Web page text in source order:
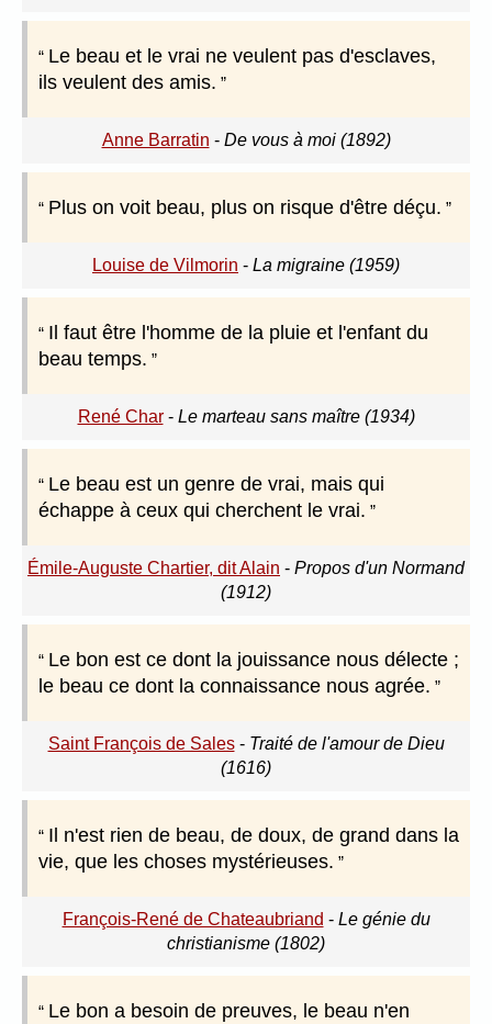
Le beau et le vrai ne veulent pas d'esclaves,
ils veulent des amis.
Anne Barratin - De vous à moi (1892)
Plus on voit beau, plus on risque d'être déçu.
Louise de Vilmorin - La migraine (1959)
Il faut être l'homme de la pluie et l'enfant du
beau temps.
René Char- Le marteau sans maître (1934)
Le beau est un genre de vrai, mais qui
échappe à ceux qui cherchent le vrai.
Émile-Auguste Chartier, dit Alain - Propos d'un Normand
(1912)
Le bon est ce dont la jouissance nous délecte ;
le beau ce dont la connaissance nous agrée.
Saint François de Sales- Traité de l'amour de Dieu
(1616)
Il n'est rien de beau, de doux, de grand dans la
vie, que les choses mystérieuses.
François-René de Chateaubriand - Le génie du
christianisme (1802)
Le bon a besoin de preuves, le beau n'en